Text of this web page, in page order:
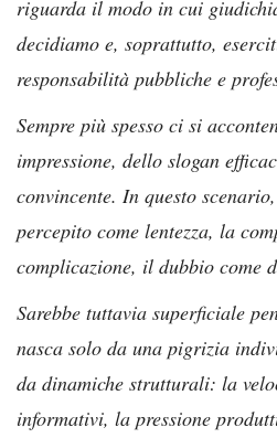
riguarda il modo in cui
decidiamo e, soprattutto,
responsabilità pubbliche e
Sempre più spesso ci si
impressione, dello slogan
convincente. In questo
percepito come lentezza, la
complicazione, il dubbio come
Sarebbe tuttavia superficiale
nasca solo da una pigrizia
da dinamiche strutturali: la
informativi, la pressione